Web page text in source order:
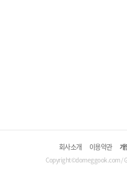
회사소개 이용약관 개
Copyright©domeggook.com /